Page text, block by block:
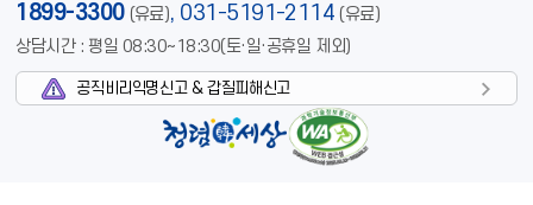
1899-3300 (유료), 031-5191-2114 (유료)
상담시간 : 평일 08:30~18:30(토·일·공휴일 제외)
공직비리익명신고 & 갑질피해신고